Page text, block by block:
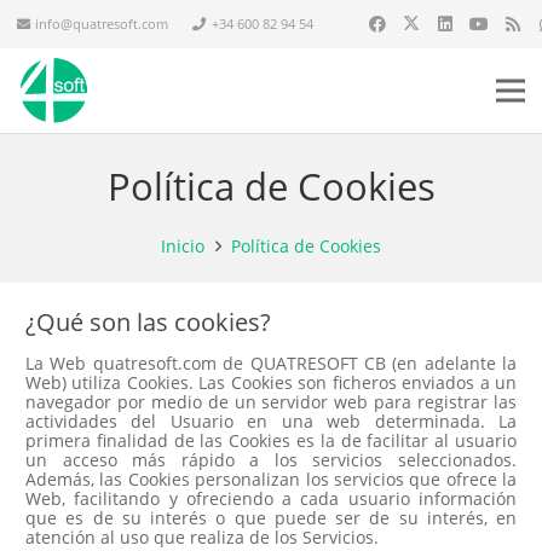
info@quatresoft.com +34 600 82 94 54
Política de Cookies
Inicio Política de Cookies
¿Qué son las cookies?
La Web quatresoft.com de QUATRESOFT CB (en adelante la
Web) utiliza Cookies. Las Cookies son ficheros enviados a un
navegador por medio de un servidor web para registrar las
actividades del Usuario en una web determinada. La
primera finalidad de las Cookies es la de facilitar al usuario
un acceso más rápido a los servicios seleccionados.
Además, las Cookies personalizan los servicios que ofrece la
Web, facilitando y ofreciendo a cada usuario información
que es de su interés o que puede ser de su interés, en
atención al uso que realiza de los Servicios.